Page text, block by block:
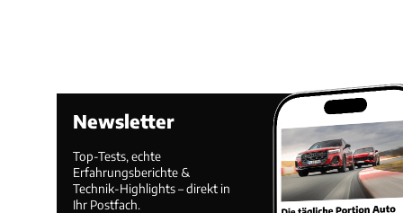
Newsletter
Top-Tests, echte
Erfahrungsberichte &
Technik-Highlights – direkt in
Ihr Postfach.